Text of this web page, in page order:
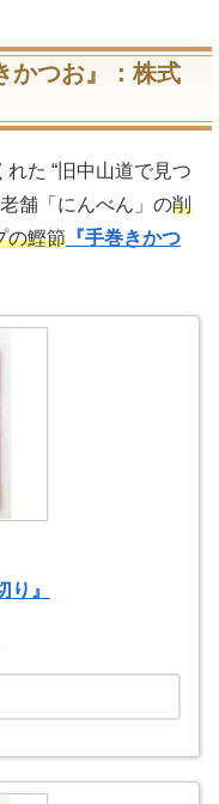
かつお』：株式
た “旧中山道で見つ
舗「にんべん」の削
の鰹節 『手巻きかつ
り』